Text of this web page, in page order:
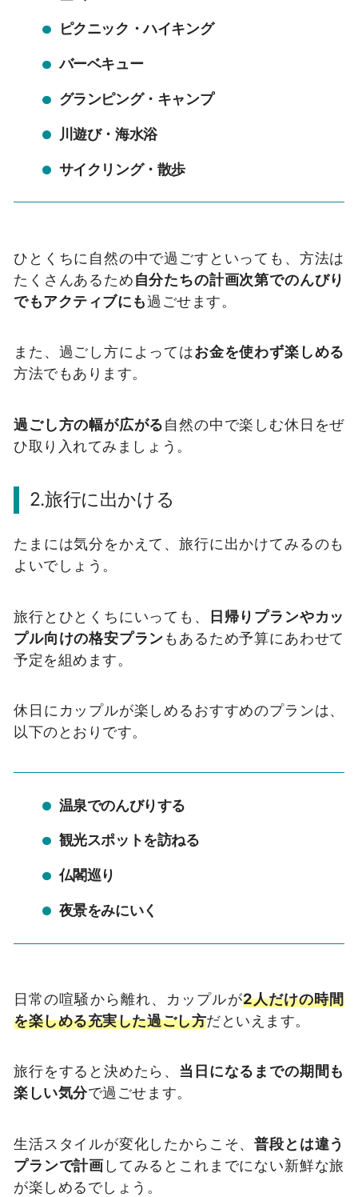
ピクニック・ハイキング
バーベキュー
グランピング・キャンプ
川遊び・海水浴
サイクリング・散歩
ひとくちに自然の中で過ごすといっても、方法は
たくさんあるため自分たちの計画次第でのんびり
でもアクティブにも過ごせます。
また、過ごし方によってはお金を使わず楽しめる
方法でもあります。
過ごし方の幅が広がる自然の中で楽しむ休日をぜ
ひ取り入れてみましょう。
2.旅行に出かける
たまには気分をかえて、旅行に出かけてみるのも
よいでしょう。
旅行とひとくちにいっても、
日帰りプランやカッ
プル向けの格安プランもあるため予算にあわせて
予定を組めます。
休日にカップルが楽しめるおすすめのプランは、
以下のとおりです。
温泉でのんびりする
観光スポットを訪ねる
仏閣巡り
夜景をみにいく
日常の喧騒から離れ、カップルが2人だけの時間
を楽しめる充実した過ごし方だといえます。
旅行をすると決めたら、 当日になるまでの期間も
楽しい気分で過ごせます。
生活スタイルが変化したからこそ、普段とは違う
プランで計画 してみるとこれまでにない新鮮な旅
が楽しめるでしょう。